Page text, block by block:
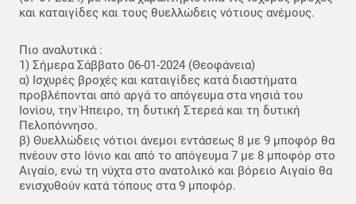
και καταιγίδες και τους θυελλώδεις νότιους ανέμους.
Πιο αναλυτικά :
1) Σήμερα Σάββατο 06-01-2024 (Θεοφάνεια)
α) Ισχυρές βροχές και καταιγίδες κατά διαστήματα
προβλέπονται από αργά το απόγευμα στα νησιά του
Ιονίου, την Ήπειρο, τη δυτική Στερεά και τη δυτική
Πελοπόννησο.
β) Θυελλώδεις νότιοι άνεμοι εντάσεως 8 με 9 μποφόρ θα
πνέουν στο Ιόνιο και από το απόγευμα 7 με 8 μποφόρ στο
Αιγαίο, ενώ τη νύχτα στο ανατολικό και βόρειο Αιγαίο θα
ενισχυθούν κατά τόπους στα 9 μποφόρ.